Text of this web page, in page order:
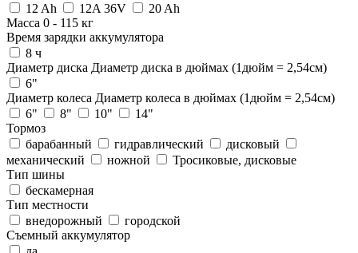
12 Ah
12A 36V
20 Ah
Масса 0 - 115 кг
Время зарядки аккумулятора
8 ч
Диаметр диска Диаметр диска в дюймах (1дюйм = 2,54см)
6"
Диаметр колеса Диаметр колеса в дюймах (1дюйм = 2,54см)
6"
8" 10"
14"
Тормоз
барабанный
гидравлический
дисковый
механический
ножной
Тросиковые, дисковые
Тип шины
бескамерная
Тип местности
внедорожный
городской
Съемный аккумулятор